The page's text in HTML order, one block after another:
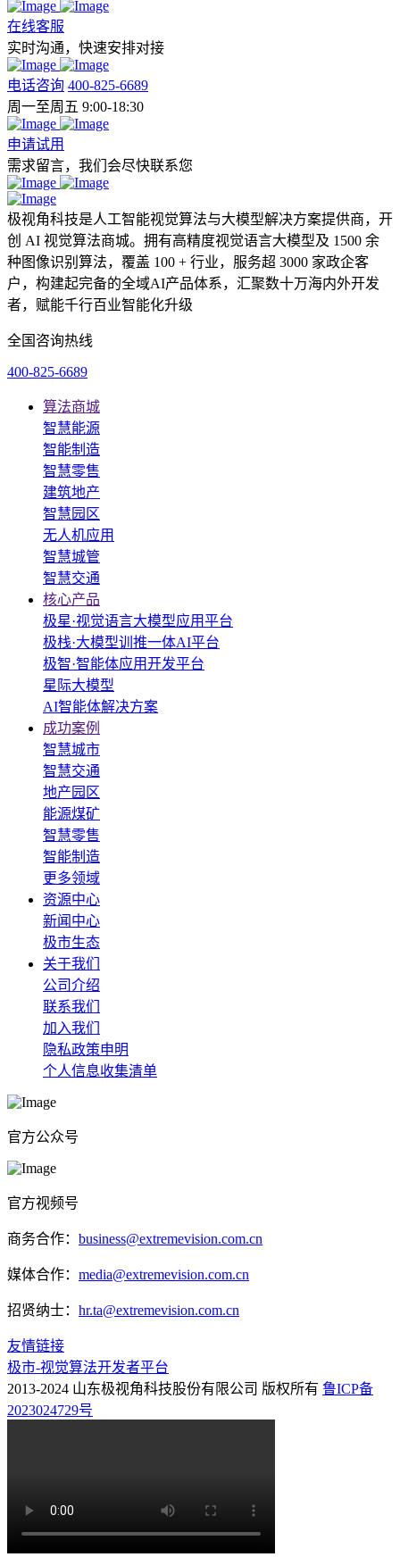
在线客服
实时沟通，快速安排对接
电话咨询 400-825-6689
周一至周五 9:00-18:30
申请试用
需求留言，我们会尽快联系您
极视角科技是人工智能视觉算法与大模型解决方案提供商，开
创 AI 视觉算法商城。拥有高精度视觉语言大模型及 1500 余
种图像识别算法，覆盖 100 + 行业，服务超 3000 家政企客
户，构建起完备的全域AI产品体系，汇聚数十万海内外开发
者，赋能千行百业智能化升级
全国咨询热线
400-825-6689
算法商城
智慧能源
智能制造
智慧零售
建筑地产
智慧园区
无人机应用
智慧城管
智慧交通
核心产品
极星·视觉语言大模型应用平台
极栈·大模型训推一体AI平台
极智·智能体应用开发平台
星际大模型
AI智能体解决方案
成功案例
智慧城市
智慧交通
地产园区
能源煤矿
智慧零售
智能制造
更多领域
资源中心
新闻中心
极市生态
关于我们
公司介绍
联系我们
加入我们
隐私政策申明
个人信息收集清单
官方公众号
官方视频号
商务合作： business@extremevision.com.cn
媒体合作： media@extremevision.com.cn
招贤纳士： hr.ta@extremevision.com.cn
友情链接
极市-视觉算法开发者平台
2013-2024 山东极视角科技股份有限公司 版权所有 鲁ICP备
2023024729号